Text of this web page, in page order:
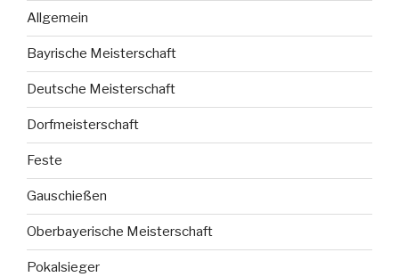
Allgemein
Bayrische Meisterschaft
Deutsche Meisterschaft
Dorfmeisterschaft
Feste
Gauschießen
Oberbayerische Meisterschaft
Pokalsieger